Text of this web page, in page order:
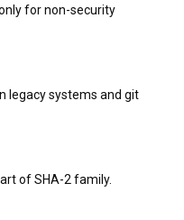
for non-security
legacy systems and git
of SHA-2 family.